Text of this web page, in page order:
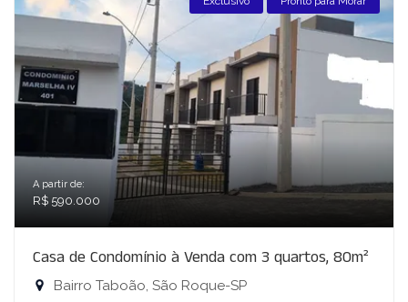
A partir de:
R$ 590.000
Casa de Condomínio à Venda com 3 quartos, 80m²
Bairro Taboão, São Roque-SP